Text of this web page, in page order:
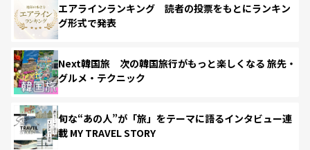
エアラインランキング 読者の投票をもとにランキン
グ形式で発表
Next韓国旅 次の韓国旅行がもっと楽しくなる 旅先・
グルメ・テクニック
旬な“あの人”が「旅」をテーマに語るインタビュー連
載 MY TRAVEL STORY